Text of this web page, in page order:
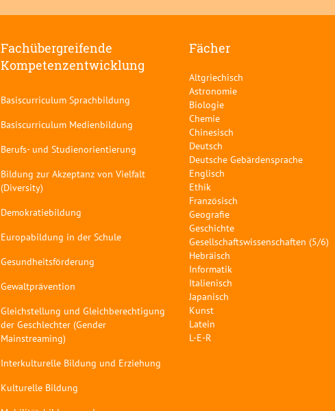
Fachübergreifende
Kompetenzentwicklung
Basiscurriculum Sprachbildung
Basiscurriculum Medienbildung
Berufs- und Studienorientierung
Bildung zur Akzeptanz von Vielfalt
(Diversity)
Demokratiebildung
Europabildung in der Schule
Gesundheitsförderung
Gewaltprävention
Gleichstellung und Gleichberechtigung
der Geschlechter (Gender
Mainstreaming)
Interkulturelle Bildung und Erziehung
Kulturelle Bildung
Fächer
Altgriechisch
Astronomie
Biologie
Chemie
Chinesisch
Deutsch
Deutsche Gebärdensprache
Englisch
Ethik
Französisch
Geografie
Geschichte
Gesellschaftswissenschaften (5/6)
Hebräisch
Informatik
Italienisch
Japanisch
Kunst
Latein
L-E-R